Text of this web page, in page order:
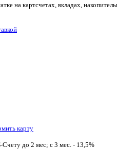
на картсчетах, вкладах,
карту
до 2 мес; с 3 мес. - 13,5%